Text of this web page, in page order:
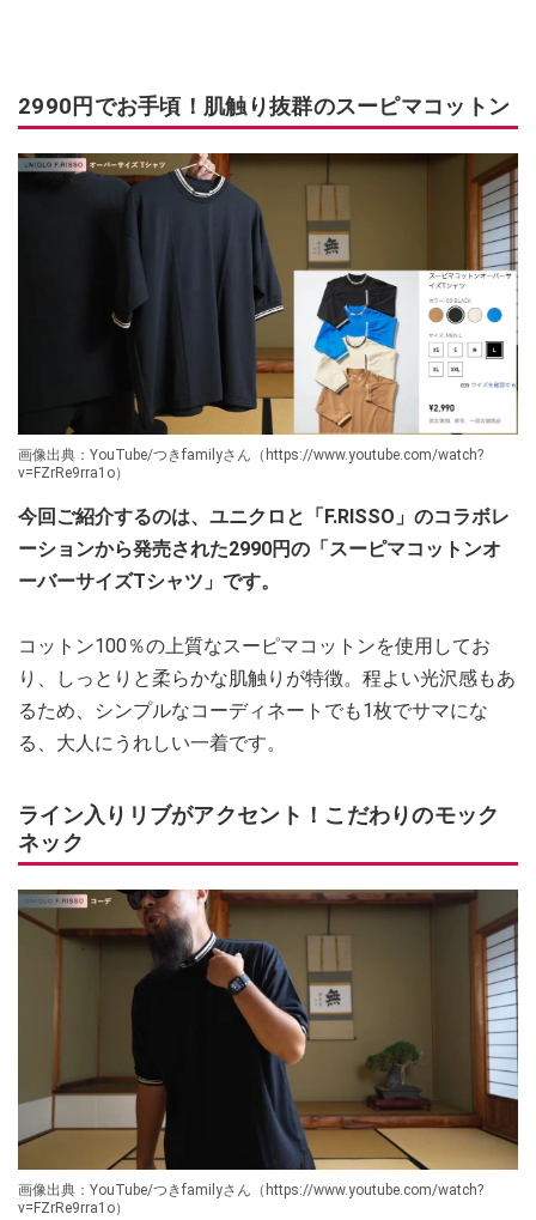
2990円でお手頃！肌触り抜群のスーピマコットン
画像出典：YouTube/つきfamilyさん（https://www.youtube.com/watch?
v=FZrRe9rra1o）
今回ご紹介するのは、ユニクロと「F.RISSO」のコラボレ
ーションから発売された2990円の「スーピマコットンオ
ーバーサイズTシャツ」です。
コットン100％の上質なスーピマコットンを使用してお
り、しっとりと柔らかな肌触りが特徴。程よい光沢感もあ
るため、シンプルなコーディネートでも1枚でサマにな
る、大人にうれしい一着です。
ライン入りリブがアクセント！こだわりのモック
ネック
画像出典：YouTube/つきfamilyさん（https://www.youtube.com/watch?
v=FZrRe9rra1o）